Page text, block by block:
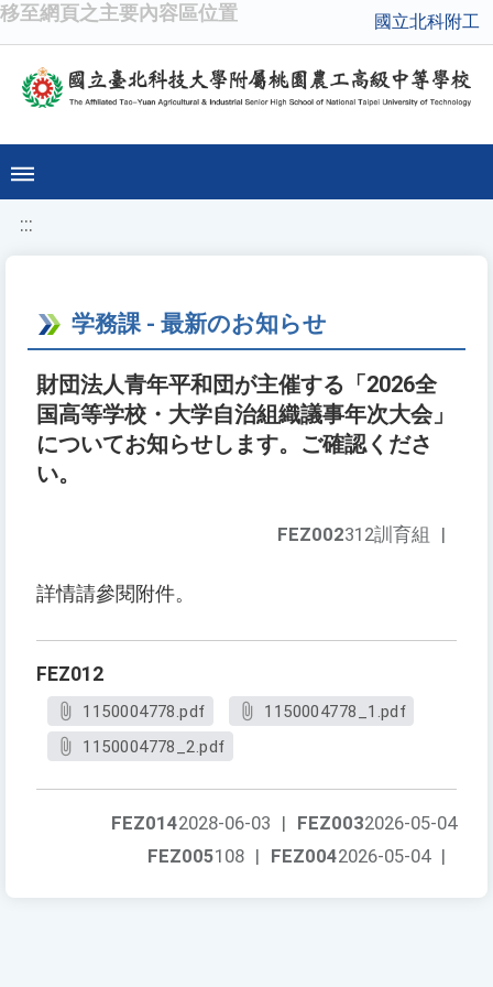
移至網頁之主要內容區位置 國立北科附工
:::
学務課 - 最新のお知らせ
財団法人青年平和団が主催する「2026全
国高等学校・大学自治組織議事年次大会」
についてお知らせします。ご確認くださ
い。
FEZ002312訓育組 |
詳情請參閱附件。
FEZ012
1150004778.pdf
1150004778_1.pdf
1150004778_2.pdf
FEZ0032026-05-04
FEZ0142028-06-03 |
FEZ0042026-05-04 |
FEZ005108 |